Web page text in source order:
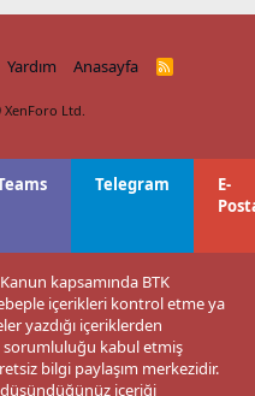
Yardım Anasayfa
R
XenForo Ltd.
Telegram
E-
kapsamında BTK
içerikleri kontrol etme ya
yazdığı içeriklerden
kabul etmiş
bilgi paylaşım merkezidir.
içeriği